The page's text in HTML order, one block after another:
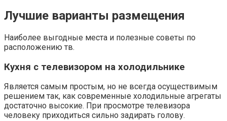
Лучшие варианты размещения
Наиболее выгодные места и полезные советы по
расположению тв.
Кухня с телевизором на холодильнике
Является самым простым, но не всегда осуществимым
решением так, как современные холодильные агрегаты
достаточно высокие. При просмотре телевизора
человеку приходиться сильно задирать голову.